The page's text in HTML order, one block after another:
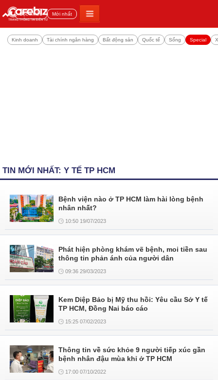
Đọc nhiều Mới nhất
Kinh doanh Tài chính ngân hàng Bất động sản Quốc tế Sống Special
TIN MỚI NHẤT: Y TẾ TP HCM
Bệnh viện nào ở TP HCM làm hài lòng bệnh
nhân nhất?
10:50 19/07/2023
Phát hiện phòng khám vẽ bệnh, moi tiền sau
thông tin phản ánh của người dân
09:36 29/03/2023
Kem Diệp Bảo bị Mỹ thu hồi: Yêu cầu Sở Y tế
TP HCM, Đồng Nai báo cáo
15:25 07/02/2023
Thông tin về sức khỏe 9 người tiếp xúc gần
bệnh nhân đậu mùa khỉ ở TP HCM
17:00 07/10/2022